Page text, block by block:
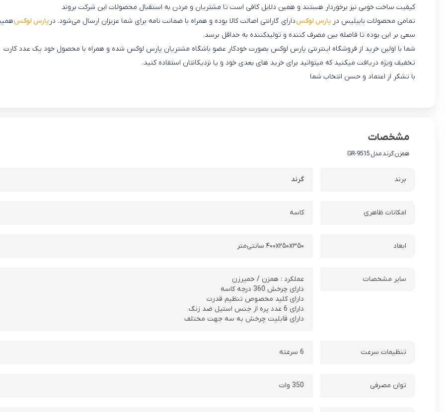
کیفیت ساخت خوبی نیز برخوردار هستند و همین دلایل کافی است تا مشتریان و مردن به استقبال محصولات این شرکت بروند
تمامی محصولات بابیلیس در پارس لوکسدارای گارانتی اصالت کالا بوده و همراه با ضمانت نامه برای شما عزیزان ارسال می‌شود. در پارس لوکس
سعی بر این بوده تا فاصله بین مصرف کننده و تولیدکننده به حداقل برسد.
شما با اولین خرید از فروشگاه اینترنتی پارس لوکس بصورت خودکار عضو باشگاه مشتریان پارس لوکس شده و همراه با محصول خود یک عدد کارت
تخفیف ویژه دریافت میکنید که میتوانید برای خرید های بعدی خود و یا نزدیکانتان استفاده کنید.
با تشکر از اعتماد و حسن انتخاب شما
مشخصات
همزن گرند مدل GR-9515
برند گرند
امکانات ظاهری کاسه
ابعاد ۴۰۰x۲۵۰x۳۵۰ سانتی‌متر
سایر مشخصات
عملکرد : همزن / خمیرزن
دارای چرخش 360 درجه کاسه
دارای کلید مخصوص تنظیم قدرت
دارای 6 عدد پره از جنس استیل ضد زنگ
دارای قابلیت چرخش به سه جهت مختلف
تنظیمات سرعت 6 سرعته
توان مصرفی 350 وات